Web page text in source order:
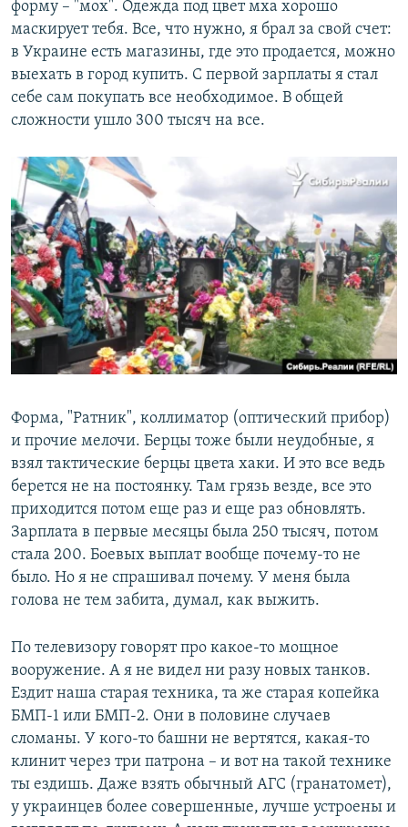
форму – "мох". Одежда под цвет мха хорошо
маскирует тебя. Все, что нужно, я брал за свой счет:
в Украине есть магазины, где это продается, можно
выехать в город купить. С первой зарплаты я стал
себе сам покупать все необходимое. В общей
сложности ушло 300 тысяч на все.
Форма, "Ратник", коллиматор (оптический прибор)
и прочие мелочи. Берцы тоже были неудобные, я
взял тактические берцы цвета хаки. И это все ведь
берется не на постоянку. Там грязь везде, все это
приходится потом еще раз и еще раз обновлять.
Зарплата в первые месяцы была 250 тысяч, потом
стала 200. Боевых выплат вообще почему-то не
было. Но я не спрашивал почему. У меня была
голова не тем забита, думал, как выжить.
По телевизору говорят про какое-то мощное
вооружение. А я не видел ни разу новых танков.
Ездит наша старая техника, та же старая копейка
БМП-1 или БМП-2. Они в половине случаев
сломаны. У кого-то башни не вертятся, какая-то
клинит через три патрона – и вот на такой технике
ты ездишь. Даже взять обычный АГС (гранатомет),
у украинцев более совершенные, лучше устроены и